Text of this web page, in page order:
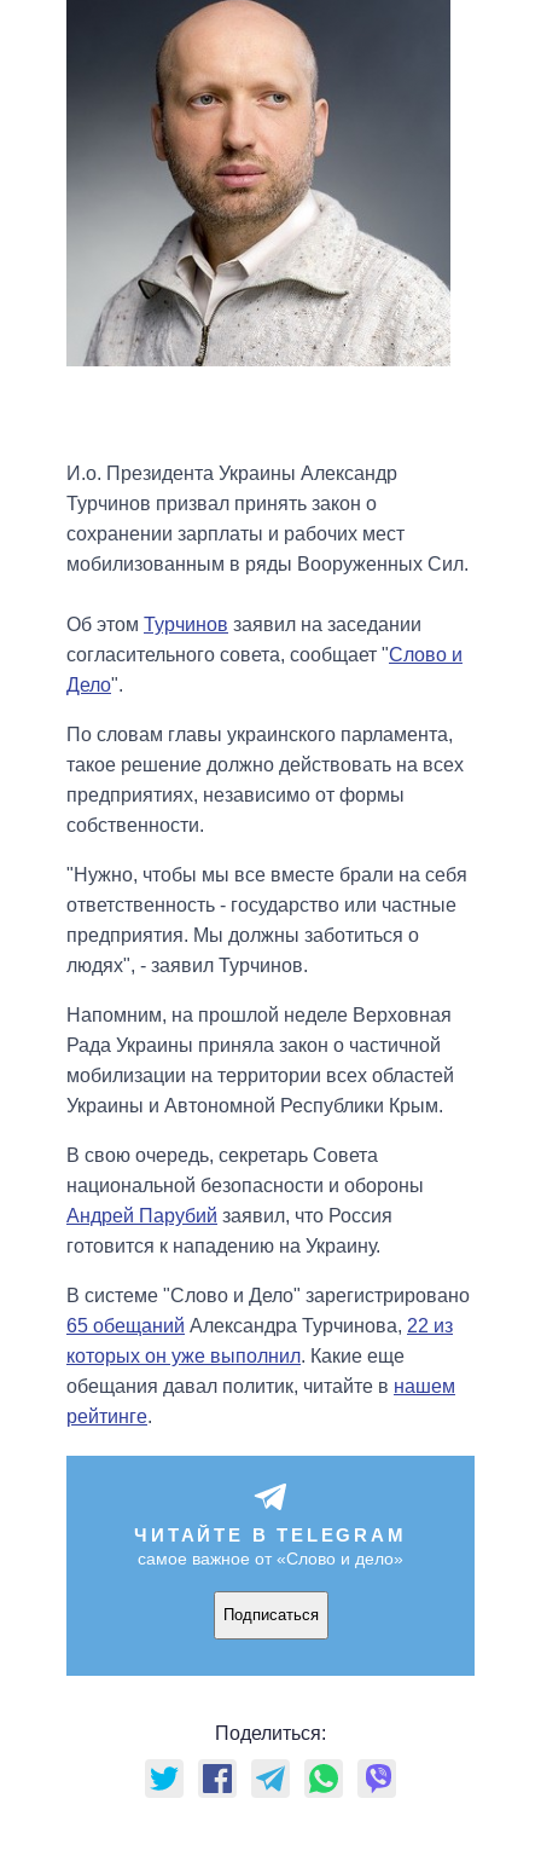
И.о. Президента Украины Александр
Турчинов призвал принять закон о
сохранении зарплаты и рабочих мест
мобилизованным в ряды Вооруженных Сил.
Об этом Турчинов заявил на заседании
согласительного совета, сообщает "Слово и
Дело".
По словам главы украинского парламента,
такое решение должно действовать на всех
предприятиях, независимо от формы
собственности.
"Нужно, чтобы мы все вместе брали на себя
ответственность - государство или частные
предприятия. Мы должны заботиться о
людях", - заявил Турчинов.
Напомним, на прошлой неделе Верховная
Рада Украины приняла закон о частичной
мобилизации на территории всех областей
Украины и Автономной Республики Крым.
В свою очередь, секретарь Совета
национальной безопасности и обороны
Андрей Парубий заявил, что Россия
готовится к нападению на Украину.
В системе "Слово и Дело" зарегистрировано
65 обещаний Александра Турчинова, 22 из
которых он уже выполнил. Какие еще
обещания давал политик, читайте в нашем
рейтинге.
ЧИТАЙТЕ В TELEGRAM
самое важное от «Слово и дело»
Подписаться
Поделиться: